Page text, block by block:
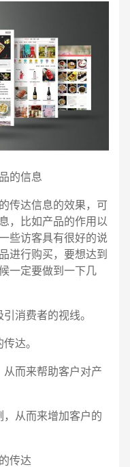
的信息
达信息的效果，可
，比如产品的作用以
些访客具有很好的说
进行购买，要想达到
一定要做到一下几
消费者的视线。
达。
而来帮助客户对产
从而来增加客户的
传达
名字